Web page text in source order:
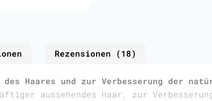
Rezensionen (18)
Haares und zur Verbesserung der
aussehendes Haar, zur